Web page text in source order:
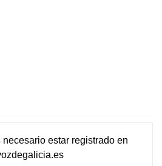
necesario estar registradoen